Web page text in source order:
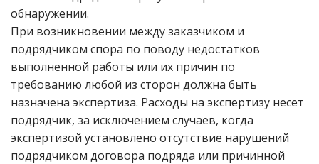
обнаружении.
При возникновении между заказчиком и
подрядчиком спора по поводу недостатков
выполненной работы или их причин по
требованию любой из сторон должна быть
назначена экспертиза. Расходы на экспертизу несет
подрядчик, за исключением случаев, когда
экспертизой установлено отсутствие нарушений
подрядчиком договора подряда или причинной